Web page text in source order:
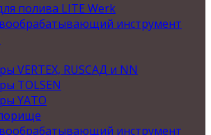
полива LITE Werk
инструмент
VERTEX, RUSСАД и NN
TOLSEN
YATO
инструмент